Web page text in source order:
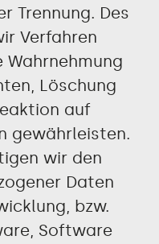
Trennung. Des
Verfahren
Löschung
auf
gewährleisten.
wir den
Daten
bzw.
Software